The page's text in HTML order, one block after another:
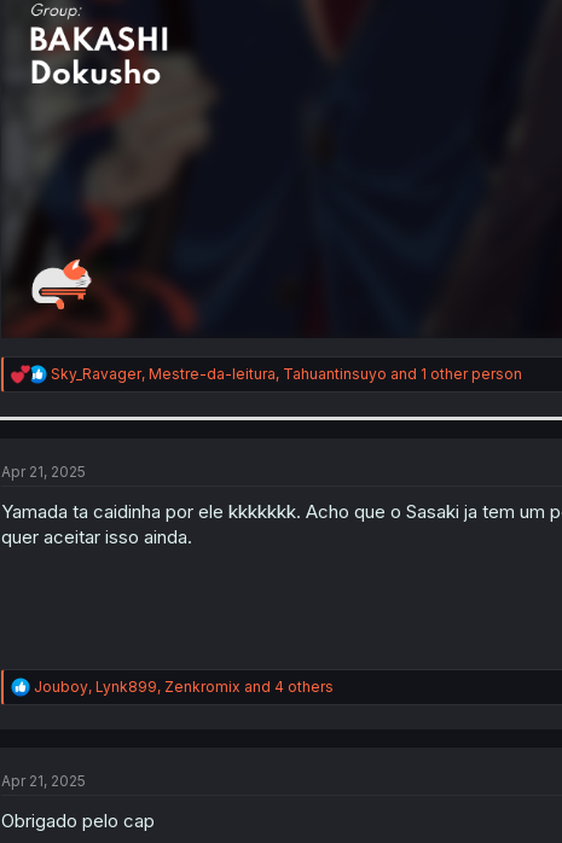
R
e
i
n
:
Sky_Ravager, Mestre-da-leitura, Tahuantinsuyo and 1 other person
Apr 21, 2025
Yamada ta caidinha por ele kkkkkkk. Acho que o Sasaki ja tem
quer aceitar isso ainda.
R
e
i
n
Jouboy, Lynk899, Zenkromix and 4 others
Apr 21, 2025
Obrigado pelo cap